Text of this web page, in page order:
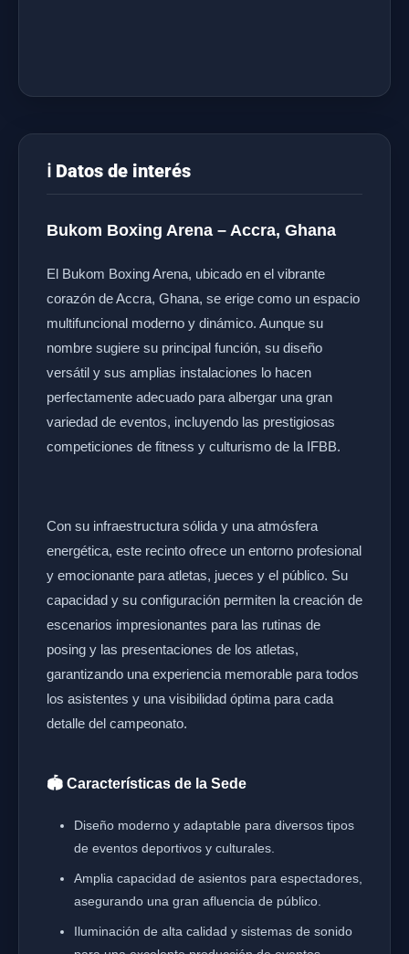
ℹ️ Datos de interés
Bukom Boxing Arena – Accra, Ghana
El Bukom Boxing Arena, ubicado en el vibrante
corazón de Accra, Ghana, se erige como un espacio
multifuncional moderno y dinámico. Aunque su
nombre sugiere su principal función, su diseño
versátil y sus amplias instalaciones lo hacen
perfectamente adecuado para albergar una gran
variedad de eventos, incluyendo las prestigiosas
competiciones de fitness y culturismo de la IFBB.
Con su infraestructura sólida y una atmósfera
energética, este recinto ofrece un entorno profesional
y emocionante para atletas, jueces y el público. Su
capacidad y su configuración permiten la creación de
escenarios impresionantes para las rutinas de
posing y las presentaciones de los atletas,
garantizando una experiencia memorable para todos
los asistentes y una visibilidad óptima para cada
detalle del campeonato.
🏟️ Características de la Sede
Diseño moderno y adaptable para diversos tipos
de eventos deportivos y culturales.
Amplia capacidad de asientos para espectadores,
asegurando una gran afluencia de público.
Iluminación de alta calidad y sistemas de sonido